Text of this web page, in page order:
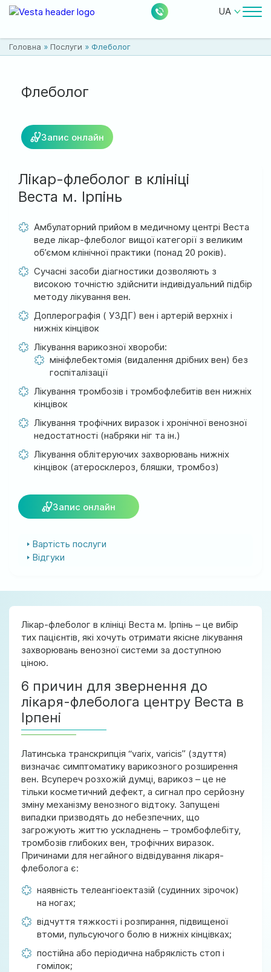
UA
Лікарі
Ціни
Контакти
Акції Новини
Місцезнаходження:
м. Ірпінь, вул. Соборна, 128/1
Ми працюємо:
Пн-Пт: 8:00-19:00
Нд: 9:00-17:00
official@test.test.vesta-med.com
Ми в соц. мережах
Головна » Послуги » Флеболог
Флеболог
Запис онлайн
Лікар-флеболог в клініці
Веста м. Ірпінь
Амбулаторний прийом в медичному центрі Веста
веде лікар-флеболог вищої категорії з великим
об’ємом клінічної практики (понад 20 років).
Сучасні засоби діагностики дозволяють з
високою точністю здійснити індивідуальний підбір
методу лікування вен.
Доплерографія ( УЗДГ) вен і артерій верхніх і
нижніх кінцівок
Лікування варикозної хвороби:
мініфлебектомія (видалення дрібних вен) без
госпіталізації
Лікування тромбозів і тромбофлебитів вен нижніх
кінцівок
Лікування трофічних виразок і хронічної венозної
недостатності (набряки ніг та ін.)
Лікування облітеруючих захворювань нижніх
кінцівок (атеросклероз, бляшки, тромбоз)
Запис онлайн
Вартість послуги
Відгуки
Лікар-флеболог в клініці Веста м. Ірпінь – це вибір
тих пацієнтів, які хочуть отримати якісне лікування
захворювань венозної системи за доступною
ціною.
6 причин для звернення до
лікаря-флеболога центру Веста в
Ірпені
Латинська транскрипція “varix, varicis” (здуття)
визначає симптоматику варикозного розширення
вен. Всупереч розхожій думці, варикоз – це не
тільки косметичний дефект, а сигнал про серйозну
зміну механізму венозного відтоку. Запущені
випадки призводять до небезпечних, що
загрожують життю ускладнень – тромбофлебіту,
тромбозів глибоких вен, трофічних виразок.
Причинами для негайного відвідування лікаря-
флеболога є:
наявність телеангіоектазій (судинних зірочок)
на ногах;
відчуття тяжкості і розпирання, підвищеної
втоми, пульсуючого болю в нижніх кінцівках;
постійна або періодична набряклість стоп і
гомілок;